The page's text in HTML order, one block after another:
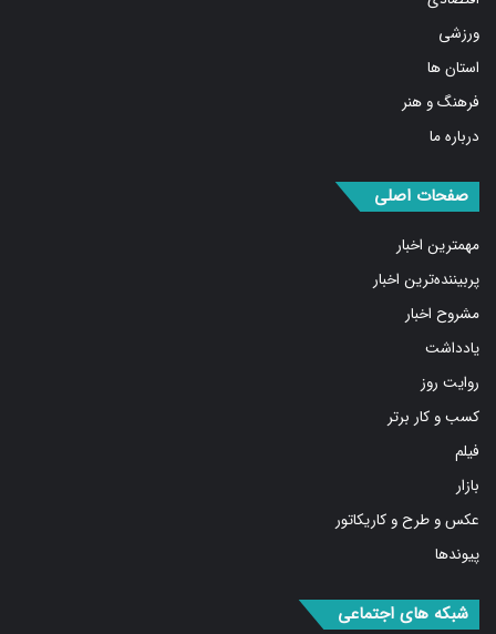
ورزشی
استان ها
فرهنگ و هنر
درباره ما
صفحات اصلی
مهمترین اخبار
پربیننده‌ترین اخبار
مشروح اخبار
یادداشت
روایت روز
کسب و کار برتر
فیلم
بازار
عکس و طرح و کاریکاتور
پیوندها
شبکه های اجتماعی